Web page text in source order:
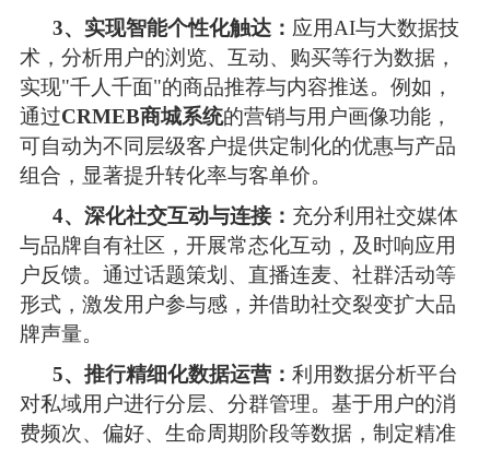
3、实现智能个性化触达： 应用AI与大数据技
术，分析用户的浏览、互动、购买等行为数据，
实现"千人千面"的商品推荐与内容推送。例如，
通过CRMEB商城系统的营销与用户画像功能，
可自动为不同层级客户提供定制化的优惠与产品
组合，显著提升转化率与客单价。
4、深化社交互动与连接： 充分利用社交媒体
与品牌自有社区，开展常态化互动，及时响应用
户反馈。通过话题策划、直播连麦、社群活动等
形式，激发用户参与感，并借助社交裂变扩大品
牌声量。
5、推行精细化数据运营： 利用数据分析平台
对私域用户进行分层、分群管理。基于用户的消
费频次、偏好、生命周期阶段等数据，制定精准